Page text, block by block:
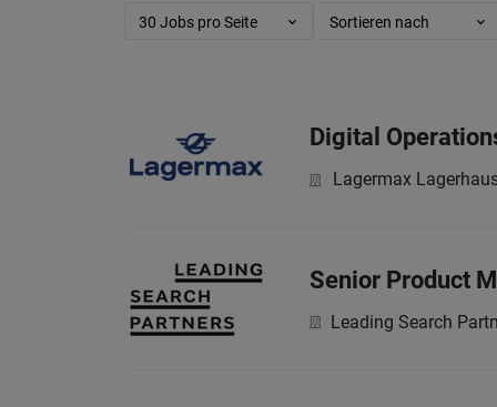
30 Jobs pro Seite Sortieren nach
Digital
Lagermax
Senior Product
Leading Search